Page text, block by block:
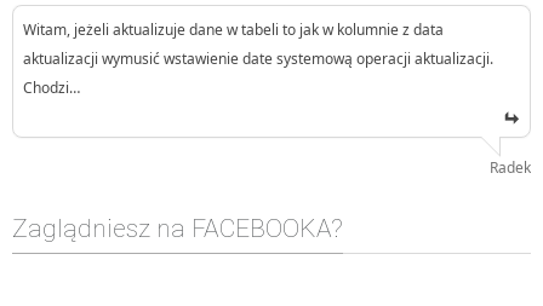
Witam, jeżeli aktualizuje dane w tabeli to jak w kolumnie z data
aktualizacji wymusić wstawienie date systemową operacji aktualizacji.
Chodzi…
Radek
Zaglądniesz na FACEBOOKA?